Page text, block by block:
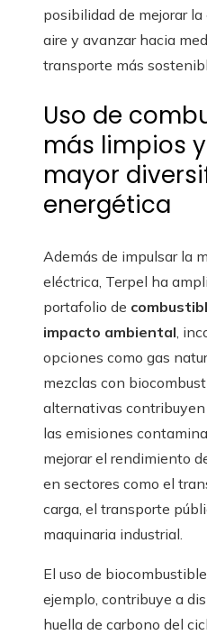
posibilidad de mejorar la
aire y avanzar hacia
transporte más
Uso de
más limpios
mayor
energética
Además de impulsar la
eléctrica, Terpel ha
portafolio de
impacto ambiental,
opciones como gas
mezclas con
alternativas
las emisiones
mejorar el rendimiento
en sectores como el
carga, el transporte
maquinaria industrial.
El uso de
ejemplo, contribuye a
huella de carbono del